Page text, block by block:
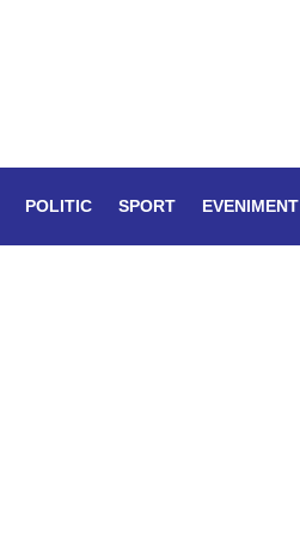
POLITIC SPORT EVENIMENT